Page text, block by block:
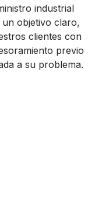
industrial
objetivo claro,
clientes con
previo
a su problema.